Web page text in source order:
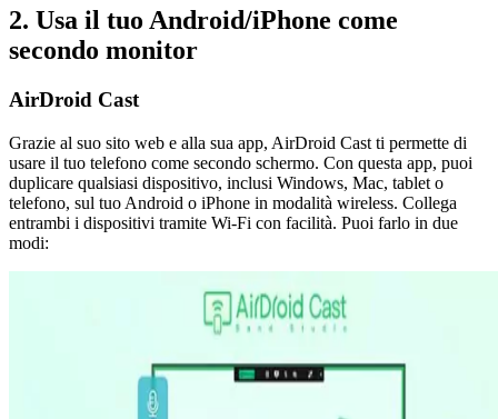
2. Usa il tuo Android/iPhone come
secondo monitor
AirDroid Cast
Grazie al suo sito web e alla sua app, AirDroid Cast ti permette di
usare il tuo telefono come secondo schermo. Con questa app, puoi
duplicare qualsiasi dispositivo, inclusi Windows, Mac, tablet o
telefono, sul tuo Android o iPhone in modalità wireless. Collega
entrambi i dispositivi tramite Wi-Fi con facilità. Puoi farlo in due
modi: